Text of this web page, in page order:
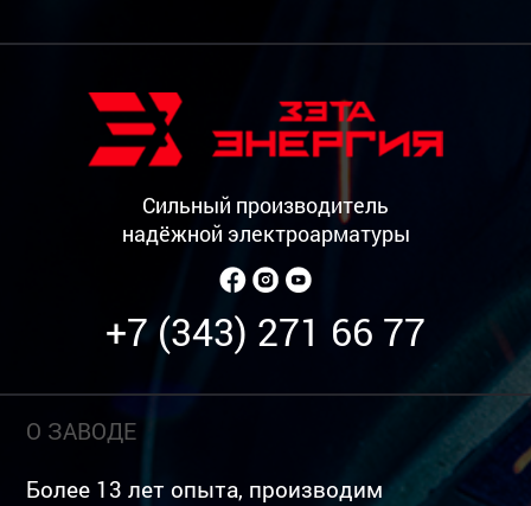
Сильный производитель
надёжной электроарматуры
+7 (343) 271 66 77
О ЗАВОДЕ
Более 13 лет опыта, производим